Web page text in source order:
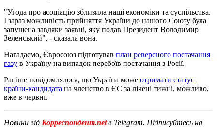
"Угода про асоціацію зблизила наші економіки та суспільства.
І зараз можливість прийняття України до нашого Союзу була
запущена завдяки заявці, яку подав Президент Володимир
Зеленський", - сказала вона.
Нагадаємо, Євросоюз підготував план реверсного постачання
газу в Україну на випадок перебоїв постачання з Росії.
Раніше повідомлялося, що Україна може отримати статус
країни-кандидата на членство в ЄС за лічені тижні, можливо,
вже в червні.
Новини від Корреспондент.netв Telegram. Підписуйтесь на